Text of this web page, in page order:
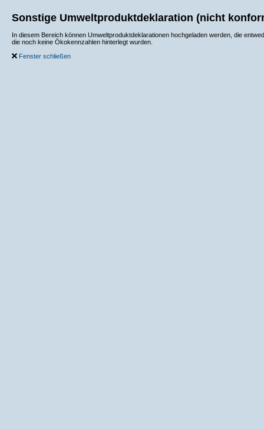
Sonstige Umweltproduktdeklaration (nicht
In diesem Bereich können Umweltproduktdeklarationen hochgeladen werden, die
die noch keine Ökokennzahlen hinterlegt wurden.
Fenster schließen